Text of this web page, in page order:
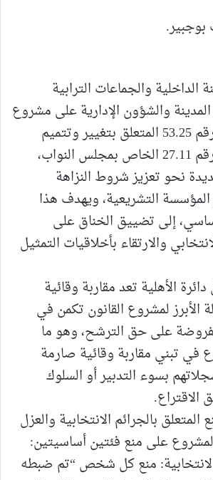
والجماعات الترابية
والشؤون الإدارية على مشروع
القانون التنظيمي رقم 53.25 المتعلق بتغيير وتتميم
القانون التنظيمي رقم 27.11 الخاص بمجلس النواب،
نحو تعزيز شروط النزاهة
التشريعية، ويهدف هذا
إلى تضييق الخناق على
والارتقاء بأخلاقيات التمثيل
الأهلية تعد مقاربة وقائية
الأبرز لمشروع القانون تكمن في
على حق الترشح، وهو ما
في تبني مقاربة وقائية صارمة
بسوء التدبير أو السلوك
الاقتراع.
المتعلق بالجرائم الانتخابية والعزل
على منع فئتين أساسيتين:
الانتخابية: منع كل شخص “تم ضبطه